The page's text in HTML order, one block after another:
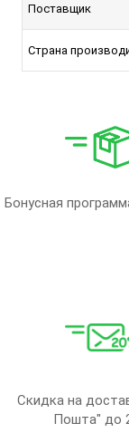
Поставщик
Страна
Бонусная
Скидка на
Пошта" до